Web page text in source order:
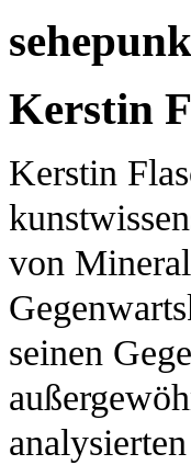
Kerstin
Kerstin
von
seinen